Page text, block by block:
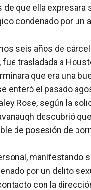
que ella
condenado por un
seis años de
trasladada a
que era una
enteró el pasado
Rose, según la
descubrió
de posesión de
manifestando
por un delito
con la